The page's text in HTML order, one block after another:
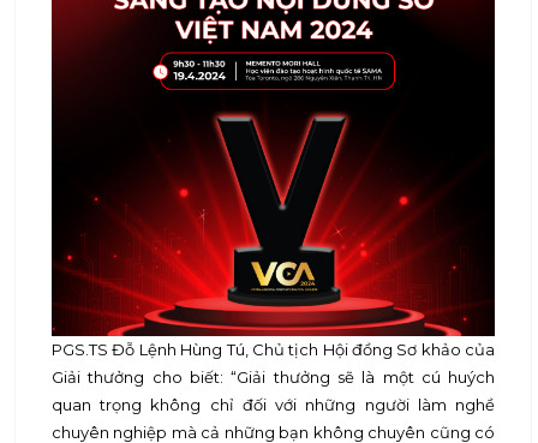
PGS.TS Đỗ Lệnh Hùng Tú, Chủ tịch Hội đồng Sơ khảo của
Giải thưởng cho biết: “Giải thưởng sẽ là một cú huých
quan trọng không chỉ đối với những người làm nghề
chuyên nghiệp mà cả những bạn không chuyên cũng có